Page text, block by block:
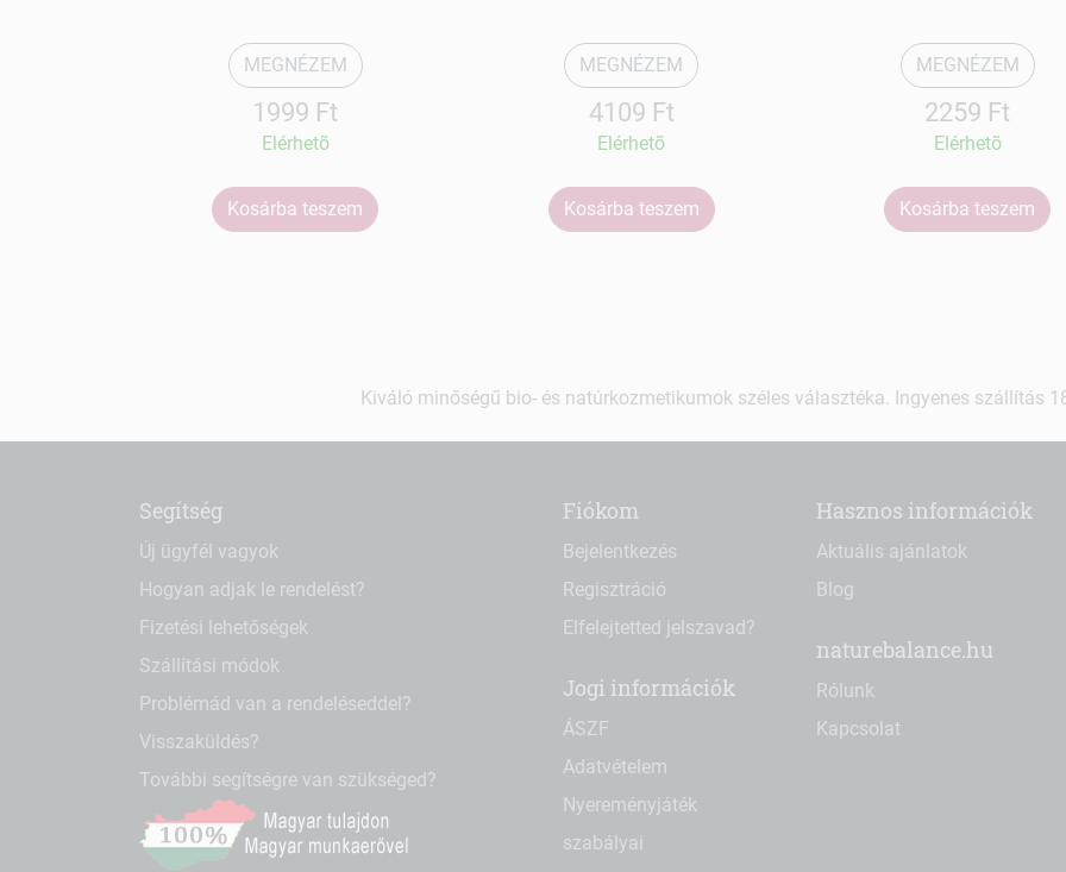
MEGNÉZEM
1999 Ft
Elérhetõ
Kosárba teszem
MEGNÉZEM
4109 Ft
Elérhetõ
Kosárba teszem
MEGNÉZEM
2259 Ft
Elérhetõ
Kosárba teszem
Kiváló minőségű bio- és natúrkozmetikumok széles választéka. Ingyenes szállítás
Segítség
Új ügyfél vagyok
Hogyan adjak le rendelést?
Fizetési lehetőségek
Szállítási módok
Problémád van a rendeléseddel?
Visszaküldés?
További segítségre van szükséged?
Fiókom
Bejelentkezés
Regisztráció
Elfelejtetted jelszavad?
Jogi információk
ÁSZF
Adatvételem
Nyereményjáték
szabályai
Hasznos információk
Aktuális ajánlatok
Blog
naturebalance.hu
Rólunk
Kapcsolat